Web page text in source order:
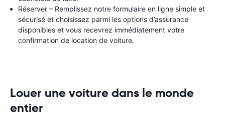
Réserver – Remplissez notre formulaire en ligne simple et
sécurisé et choisissez parmi les options d’assurance
disponibles et vous recevrez immédiatement votre
confirmation de location de voiture.
Louer une voiture dans le monde
entier